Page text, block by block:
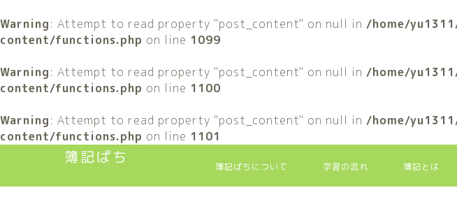
Warning: Attempt to read property "post_content" on null in /home/
content/functions.php on line 1099
Warning: Attempt to read property "post_content" on null in /home/
content/functions.php on line 1100
Warning: Attempt to read property "post_content" on null in /home/
content/functions.php on line 1101
簿記ぱち
簿記ぱちについて 学習の流れ 簿記とは